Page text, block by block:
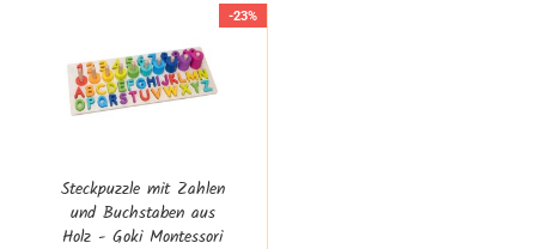
-23%
Steckpuzzle mit Zahlen
und Buchstaben aus
Holz - Goki Montessori